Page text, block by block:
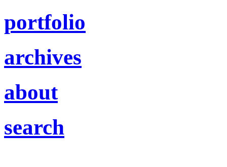
portfolio
archives
about
search